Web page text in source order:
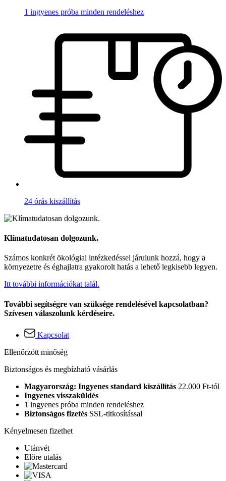
1 ingyenes próba minden rendeléshez
24 órás kiszállítás
Klímatudatosan dolgozunk.
Számos konkrét ökológiai intézkedéssel járulunk hozzá, hogy a
környezetre és éghajlatra gyakorolt hatás a lehető legkisebb legyen.
Itt további információkat talál.
További segítségre van szüksége rendelésével kapcsolatban?
Szívesen válaszolunk kérdéseire.
Kapcsolat
Ellenőrzött minőség
Biztonságos és megbízható vásárlás
Magyarország: Ingyenes standard kiszállítás 22.000 Ft-tól
Ingyenes visszaküldés
1 ingyenes próba minden rendeléshez
Biztonságos fizetés SSL-titkosítással
Kényelmesen fizethet
Utánvét
Előre utalás